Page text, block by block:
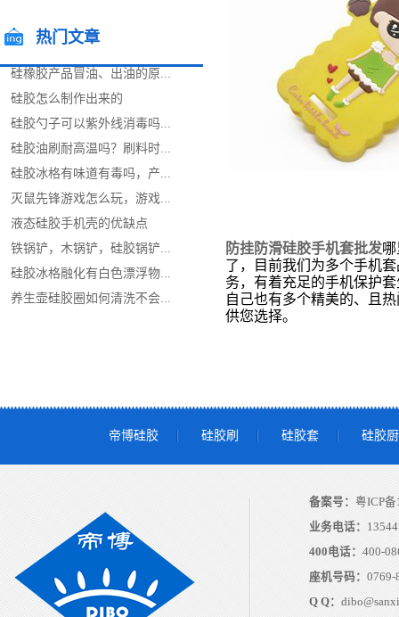
防挂防滑硅胶手机套批发
了，目前我们为多个手机
务，有着充足的手机保护
自己也有多个精美的、且
供您选择。
全国咨询热线
13712483599
热门文章
/popular articles
硅橡胶产品冒油、出油的原...
硅胶怎么制作出来的
硅胶勺子可以紫外线消毒吗...
硅胶油刷耐高温吗？刷料时...
硅胶冰格有味道有毒吗，产...
灭鼠先锋游戏怎么玩，游戏...
液态硅胶手机壳的优缺点
铁锅铲，木锅铲，硅胶锅铲...
硅胶冰格融化有白色漂浮物...
养生壶硅胶圈如何清洗不会...
帝博硅胶 硅胶刷 硅胶套 硅胶
备案号： 粤ICP
业务电话：
400电话： 400-
座机号码：0769-
Q Q：